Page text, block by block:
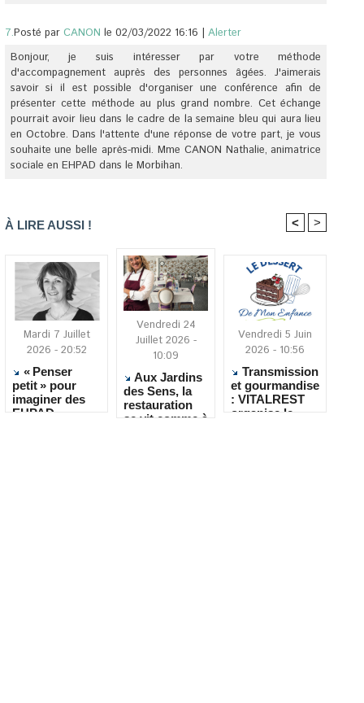
7.Posté par CANON le 02/03/2022 16:16 | Alerter
Bonjour, je suis intéresser par votre méthode
d'accompagnement auprès des personnes âgées. J'aimerais
savoir si il est possible d'organiser une conférence afin de
présenter cette méthode au plus grand nombre. Cet échange
pourrait avoir lieu dans le cadre de la semaine bleu qui aura lieu
en Octobre. Dans l'attente d'une réponse de votre part, je vous
souhaite une belle après-midi. Mme CANON Nathalie, animatrice
sociale en EHPAD dans le Morbihan.
À LIRE AUSSI ! < >
Mardi 7 Juillet
2026 - 20:52
« Penser
petit » pour
imaginer des
EHPAD
Vendredi 24
Juillet 2026 -
10:09
Aux Jardins
des Sens, la
restauration
se vit comme à
Vendredi 5 Juin
2026 - 10:56
Transmission
et gourmandise
: VITALREST
organise le